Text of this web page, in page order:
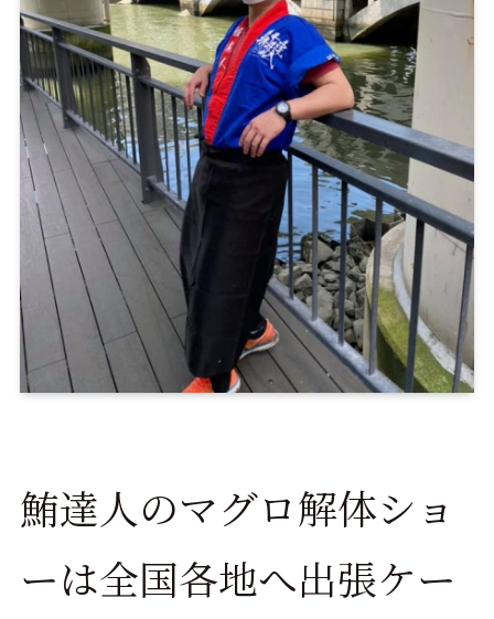
鮪達人のマグロ解体ショ
ーは全国各地へ出張ケー